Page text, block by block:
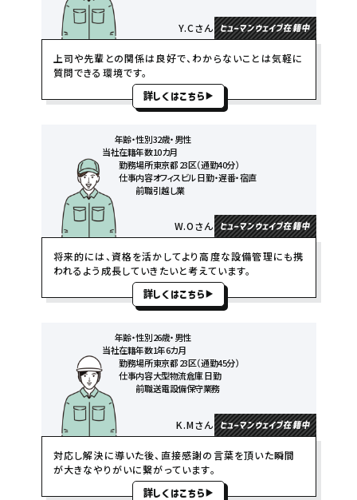
Y.Cさん ヒューマンウェイブ在籍中
上司や先輩との関係は良好で、わからないことは気軽に
質問できる環境です。
詳しくはこちら
W.Oさん ヒューマンウェイブ在籍中
年齢・性別32歳・男性
当社在籍年数10カ月
勤務場所東京都 23区（通勤40分）
仕事内容オフィスビル 日勤・遅番・宿直
前職引越し業
将来的には、資格を活かしてより高度な設備管理にも携
われるよう成長していきたいと考えています。
詳しくはこちら
K.Mさん ヒューマンウェイブ在籍中
年齢・性別26歳・男性
当社在籍年数1年6カ月
勤務場所東京都 23区（通勤45分）
仕事内容大型物流倉庫 日勤
前職送電設備保守業務
対応し解決に導いた後、直接感謝の言葉を頂いた瞬間
が大きなやりがいに繋がっています。
詳しくはこちら